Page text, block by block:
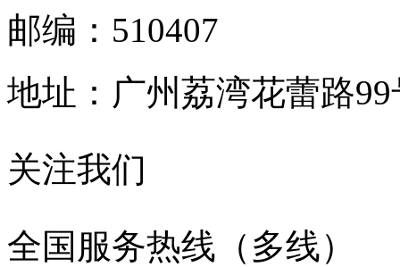
邮编：510407
地址：广州荔湾花蕾路
关注我们
全国服务热线（多线）